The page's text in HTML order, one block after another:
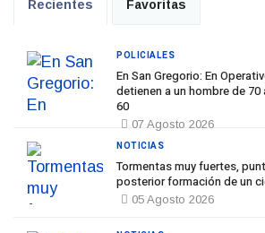
Recientes Favoritas
En San Gregorio: En
detienen a un hombre de 70
60
07 Agosto 2026
POLICIALES
Tormentas muy fuertes,
posterior formación de un
05 Agosto 2026
NOTICIAS